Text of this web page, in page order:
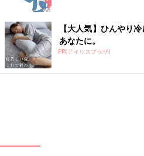
【大人気】ひんやり
あなたに。
PR(アイリスプラザ)